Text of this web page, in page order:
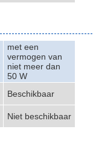
met een
vermogen van
niet meer dan
50 W
Beschikbaar
Niet beschikbaar